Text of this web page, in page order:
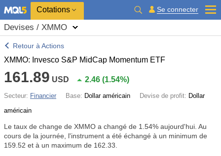
Cotations Se connecter
Devises / XMMO
Retour à Actions
XMMO: Invesco S&P MidCap Momentum ETF
161.89 USD 2.46 (1.54%)
Secteur: Financier Base: Dollar américain Devise de profit: Dollar
américain
Le taux de change de XMMO a changé de 1.54% aujourd'hui. Au
cours de la journée, l'instrument a été échangé à un minimum de
159.52 et à un maximum de 162.33.